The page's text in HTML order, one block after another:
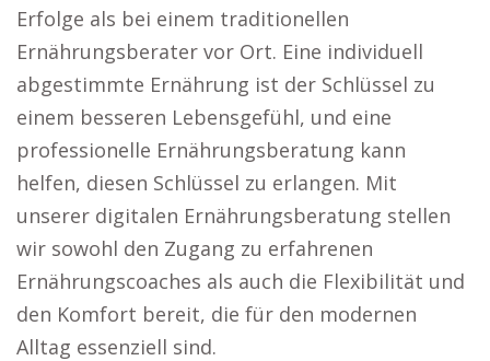
Erfolge als bei einem traditionellen
Ernährungsberater vor Ort. Eine individuell
abgestimmte Ernährung ist der Schlüssel zu
einem besseren Lebensgefühl, und eine
professionelle Ernährungsberatung kann
helfen, diesen Schlüssel zu erlangen. Mit
unserer digitalen Ernährungsberatung stellen
wir sowohl den Zugang zu erfahrenen
Ernährungscoaches als auch die Flexibilität und
den Komfort bereit, die für den modernen
Alltag essenziell sind.